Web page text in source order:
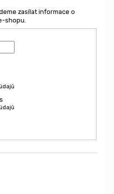
zasílat informace o
shopu.